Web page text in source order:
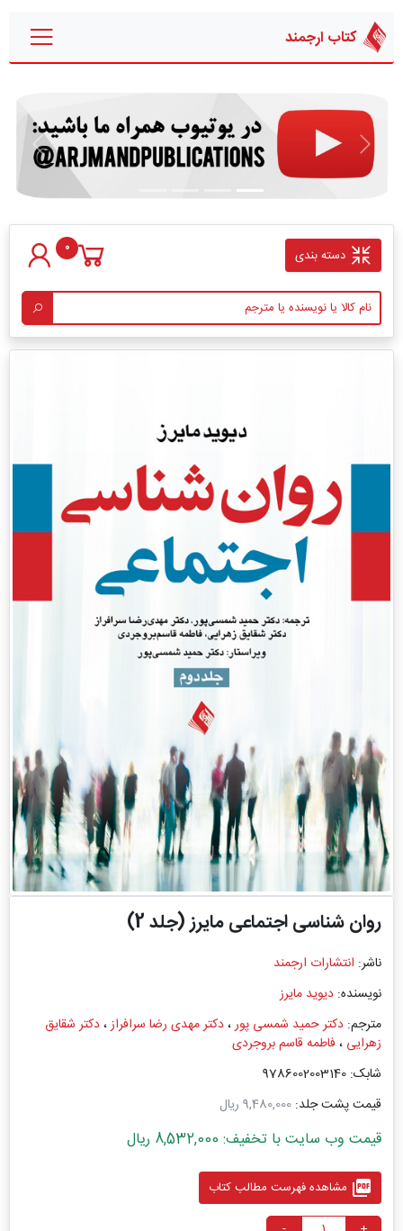
کتاب ارجمند
قبلی بعدی
دسته بندی 0
روان شناسی اجتماعی مایرز (جلد 2)
ناشر: انتشارات ارجمند
نویسنده: دیوید مایرز
مترجم: دکتر حمید شمسی ‌پور،دکتر مهدی رضا سرافراز،دکتر شقایق
زهرایی ، فاطمه قاسم بروجردی
شابک: 9786002003140
قیمت پشت جلد: 9,480,000 ریال
قیمت وب سایت با تخفیف: 8,532,000 ریال
picture_as_pdf مشاهده فهرست مطالب کتاب